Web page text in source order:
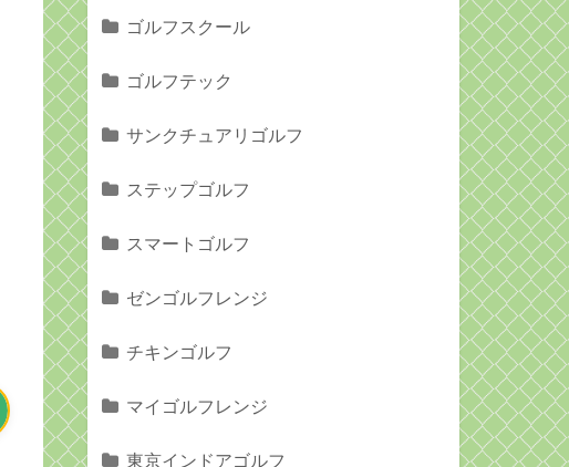
ゴルフスクール
ゴルフテック
サンクチュアリゴルフ
ステップゴルフ
スマートゴルフ
ゼンゴルフレンジ
チキンゴルフ
マイゴルフレンジ
東京インドアゴルフ